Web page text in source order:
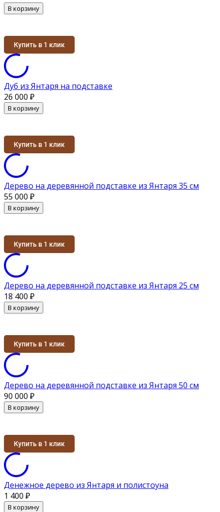
В корзину
Купить в 1 клик
Дуб из Янтаря на подставке
26 000 ₽
В корзину
Купить в 1 клик
Дерево на деревянной подставке из Янтаря 35 см
55 000 ₽
В корзину
Купить в 1 клик
Дерево на деревянной подставке из Янтаря 25 см
18 400 ₽
В корзину
Купить в 1 клик
Дерево на деревянной подставке из Янтаря 50 см
90 000 ₽
В корзину
Купить в 1 клик
Денежное дерево из Янтаря и полистоуна
1 400 ₽
В корзину